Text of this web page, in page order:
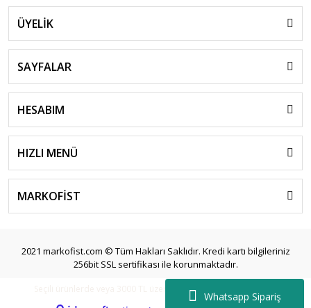
Whatsapp Sipariş
ÜYELİK
SAYFALAR
HESABIM
HIZLI MENÜ
MARKOFİST
2021 markofist.com © Tüm Hakları Saklıdır. Kredi kartı bilgileriniz
256bit SSL sertifikası ile korunmaktadır.
Seçili ürünlerde veya 3000 TL üzeri siparişlerde ücretsiz kargo.